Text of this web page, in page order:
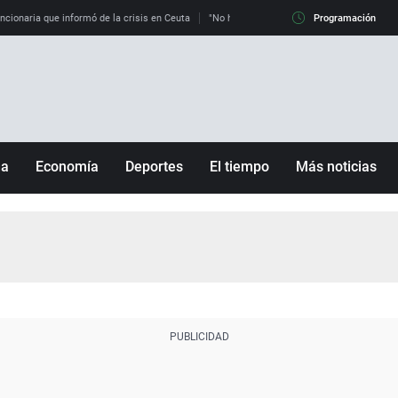
que informó de la crisis en Ceuta "No hay mafias, que no nos engañen":
Programación
Economía Deportes El tiempo Más noticias